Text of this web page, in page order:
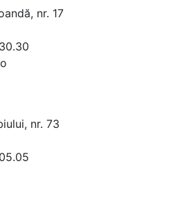
nr. 17
nr. 73